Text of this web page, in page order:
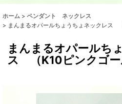
ホーム > ペンダント ネックレス
> まんまるオパールちょうちょネックレス
まんまるオパールち
ス （K10ピンクゴー